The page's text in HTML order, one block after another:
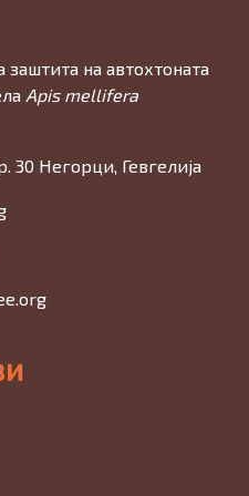
на автохтоната
Apis mellifera
30 Негорци, Гевгелија